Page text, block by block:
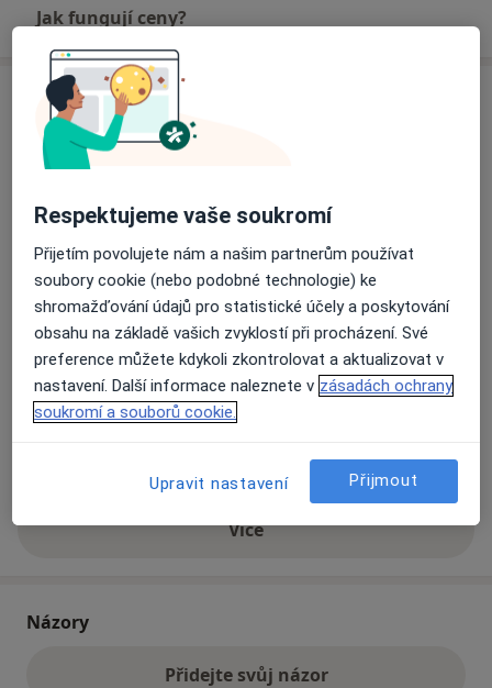
Jak fungují ceny?
Adresy (2)
Adresa 1 Adresa 2
Lili Clinic - dermatologie a estetická
medicína
Pod Zahrady 632c, Praha 250 73
Přiblížit mapuse otevře v nové záložce
Dostupnost
Na této adrese online kalendář není aktivní
Víceo adrese
Názory
Přidejte svůj názor
Respektujeme vaše soukromí
Přijetím povolujete nám a našim partnerům používat
soubory cookie (nebo podobné technologie) ke
shromažďování údajů pro statistické účely a poskytování
obsahu na základě vašich zvyklostí při procházení. Své
preference můžete kdykoli zkontrolovat a aktualizovat v
nastavení. Další informace naleznete v zásadách ochrany
soukromí a souborů cookie.
Upravit nastavení Přijmout